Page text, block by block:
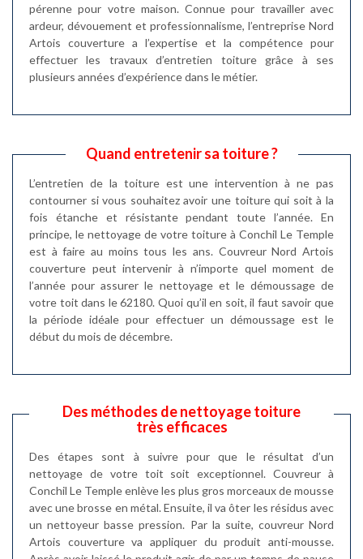
pérenne pour votre maison. Connue pour travailler avec
ardeur, dévouement et professionnalisme, l’entreprise Nord
Artois couverture a l’expertise et la compétence pour
effectuer les travaux d’entretien toiture grâce à ses
plusieurs années d’expérience dans le métier.
Quand entretenir sa toiture ?
L’entretien de la toiture est une intervention à ne pas
contourner si vous souhaitez avoir une toiture qui soit à la
fois étanche et résistante pendant toute l’année. En
principe, le nettoyage de votre toiture à Conchil Le Temple
est à faire au moins tous les ans. Couvreur Nord Artois
couverture peut intervenir à n’importe quel moment de
l’année pour assurer le nettoyage et le démoussage de
votre toit dans le 62180. Quoi qu’il en soit, il faut savoir que
la période idéale pour effectuer un démoussage est le
début du mois de décembre.
Des méthodes de nettoyage toiture
très efficaces
Des étapes sont à suivre pour que le résultat d’un
nettoyage de votre toit soit exceptionnel. Couvreur à
Conchil Le Temple enlève les plus gros morceaux de mousse
avec une brosse en métal. Ensuite, il va ôter les résidus avec
un nettoyeur basse pression. Par la suite, couvreur Nord
Artois couverture va appliquer du produit anti-mousse.